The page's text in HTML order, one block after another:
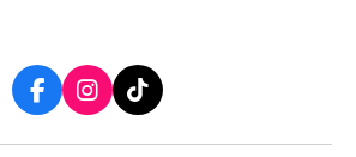
F
a
c
I
n
s
T
i
k